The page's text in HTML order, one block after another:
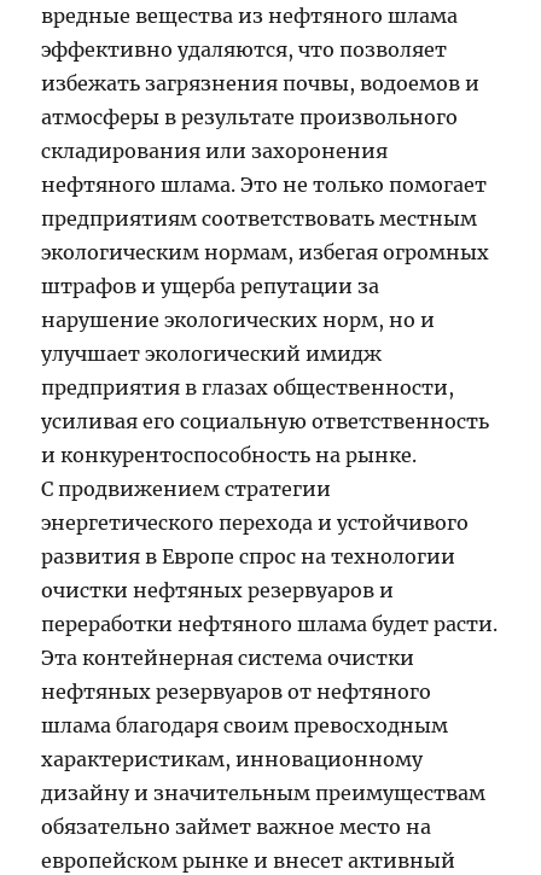
вредные вещества из нефтяного шлама
эффективно удаляются, что позволяет
избежать загрязнения почвы, водоемов и
атмосферы в результате произвольного
складирования или захоронения
нефтяного шлама. Это не только помогает
предприятиям соответствовать местным
экологическим нормам, избегая огромных
штрафов и ущерба репутации за
нарушение экологических норм, но и
улучшает экологический имидж
предприятия в глазах общественности,
усиливая его социальную ответственность
и конкурентоспособность на рынке.
С продвижением стратегии
энергетического перехода и устойчивого
развития в Европе спрос на технологии
очистки нефтяных резервуаров и
переработки нефтяного шлама будет расти.
Эта контейнерная система очистки
нефтяных резервуаров от нефтяного
шлама благодаря своим превосходным
характеристикам, инновационному
дизайну и значительным преимуществам
обязательно займет важное место на
европейском рынке и внесет активный